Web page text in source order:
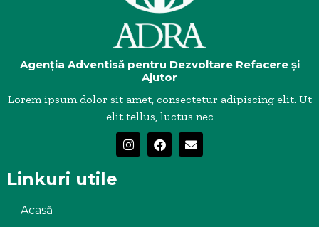
Agenția Adventisă pentru Dezvoltare Refacere și
Ajutor
Lorem ipsum dolor sit amet, consectetur adipiscing elit. Ut
elit tellus, luctus nec
Linkuri utile
Acasă